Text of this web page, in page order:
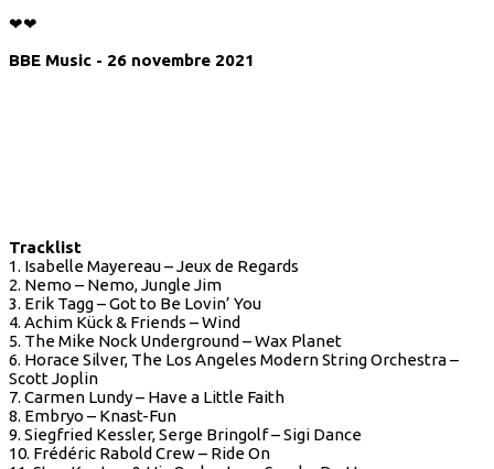
❤❤
BBE Music - 26 novembre 2021
Tracklist
1. Isabelle Mayereau – Jeux de Regards
2. Nemo – Nemo, Jungle Jim
3. Erik Tagg – Got to Be Lovin’ You
4. Achim Kück & Friends – Wind
5. The Mike Nock Underground – Wax Planet
6. Horace Silver, The Los Angeles Modern String Orchestra –
Scott Joplin
7. Carmen Lundy – Have a Little Faith
8. Embryo – Knast-Fun
9. Siegfried Kessler, Serge Bringolf – Sigi Dance
10. Frédéric Rabold Crew – Ride On